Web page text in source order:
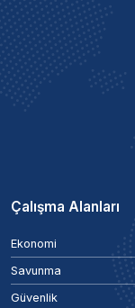
Çalışma Alanları
Ekonomi
Savunma
Güvenlik